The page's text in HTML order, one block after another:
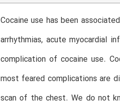
Cocaine use has been
arrhythmias, acute myocardial
complication of cocaine use.
most feared complications are
scan of the chest. We do not